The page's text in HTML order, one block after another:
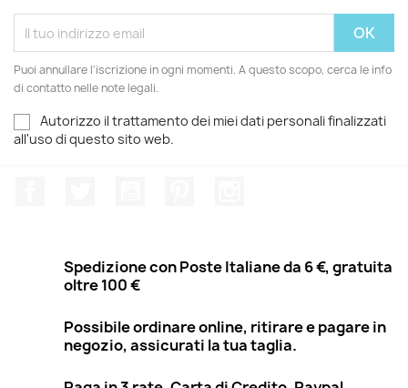
Puoi annullare l'iscrizione in ogni momenti. A questo scopo, cerca le info
di contatto nelle note legali.
Autorizzo il trattamento dei miei dati personali finalizzati
all'uso di questo sito web.
Spedizione con Poste Italiane da 6 €, gratuita
oltre 100 €
Possibile ordinare online, ritirare e pagare in
negozio, assicurati la tua taglia.